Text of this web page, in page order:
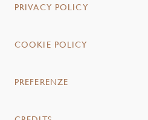
PRIVACY POLICY
COOKIE POLICY
PREFERENZE